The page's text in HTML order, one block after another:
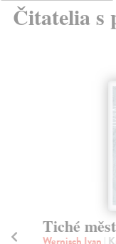
Čitatelia s
Tiché